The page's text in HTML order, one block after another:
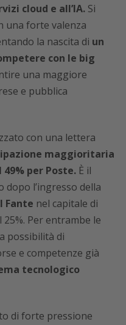
cloud e all’IA. Si
una forte valenza
la nascita di un
con le big
una maggiore
e pubblica
con una lettera
maggioritaria
per Poste. È il
l’ingresso della
Fante nel capitale di
Per entrambe le
possibilità di
e competenze già
tecnologico
di forte pressione